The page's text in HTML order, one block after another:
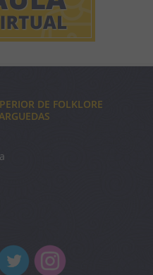
DE FOLKLORE